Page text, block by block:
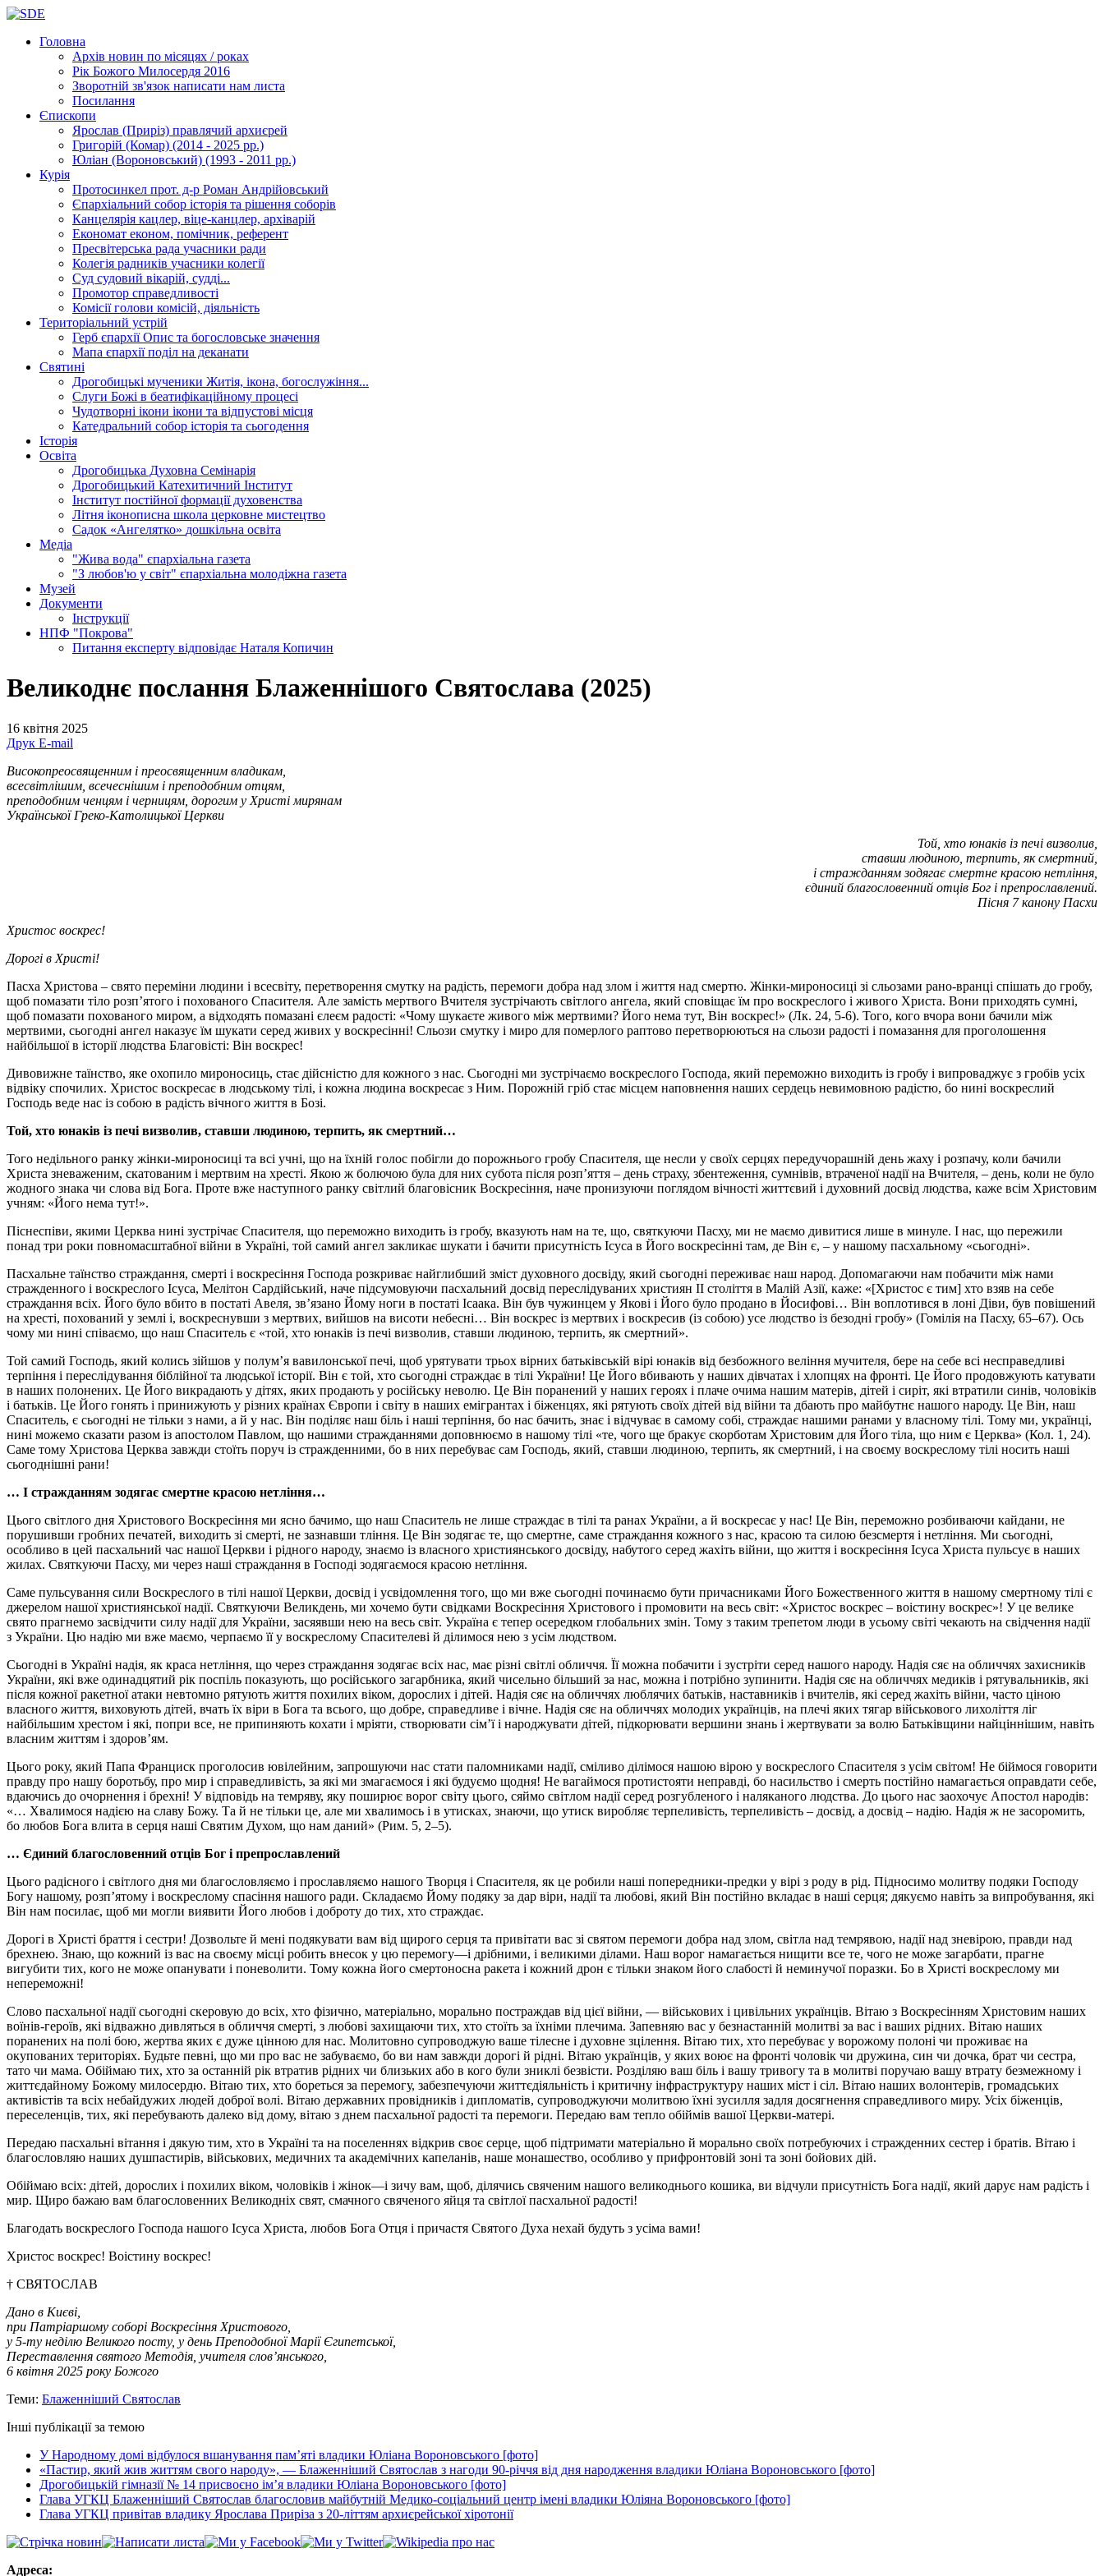
Головна
Архів новин по місяцях / роках
Рік Божого Милосердя 2016
Зворотній зв'язок написати нам листа
Посилання
Єпископи
Ярослав (Приріз) правлячий архиєрей
Григорій (Комар) (2014 - 2025 рр.)
Юліан (Вороновський) (1993 - 2011 рр.)
Курія
Протосинкел прот. д-р Роман Андрійовський
Єпархіальний собор історія та рішення соборів
Канцелярія кацлер, віце-канцлер, архіварій
Економат економ, помічник, референт
Пресвітерська рада учасники ради
Колегія радників учасники колегії
Суд судовий вікарій, судді...
Промотор справедливості
Комісіїголови комісій, діяльність
Територіальний устрій
Герб єпархіїОпис та богословське значення
Мапа єпархіїподіл на деканати
Святині
Дрогобицькі мученики Житія, ікона, богослужіння...
Слуги Божі в беатифікаційному процесі
Чудотворні ікони ікони та відпустові місця
Катедральний собор історія та сьогодення
Історія
Освіта
Дрогобицька Духовна Семінарія
Дрогобицький Катехитичний Інститут
Інститут постійної формації духовенства
Літня іконописна школа церковне мистецтво
Садок «Ангелятко» дошкільна освіта
Медіа
"Жива вода" єпархіальна газета
"З любов'ю у світ" єпархіальна молодіжна газета
Музей
Документи
Інструкції
НПФ "Покрова"
Питання експерту відповідає Наталя Копичин
Великоднє послання Блаженнішого Святослава (2025)
16 квітня 2025
Друк E-mail
Високопреосвященним і преосвященним владикам,
всесвітлішим, всечеснішим і преподобним отцям,
преподобним ченцям і черницям, дорогим у Христі мирянам
Української Греко-Католицької Церкви
Той, хто юнаків із печі визволив,
ставши людиною, терпить, як смертний,
і стражданням зодягає смертне красою нетління,
єдиний благословенний отців Бог і препрославлений.
Пісня 7 канону Пасхи
Христос воскрес!
Дорогі в Христі!
Пасха Христова – свято переміни людини і всесвіту, перетворення смутку на радість, перемоги добра над злом і життя над смертю. Жінки-мироносиці зі сльозами рано-вранці спішать до гробу,
щоб помазати тіло розп’ятого і похованого Спасителя. Але замість мертвого Вчителя зустрічають світлого ангела, який сповіщає їм про воскреслого і живого Христа. Вони приходять сумні,
щоб помазати похованого миром, а відходять помазані єлеєм радості: «Чому шукаєте живого між мертвими? Його нема тут, Він воскрес!» (Лк. 24, 5-6). Того, кого вчора вони бачили між
мертвими, сьогодні ангел наказує їм шукати серед живих у воскресінні! Сльози смутку і миро для померлого раптово перетворюються на сльози радості і помазання для проголошення
найбільшої в історії людства Благовісті: Він воскрес!
Дивовижне таїнство, яке охопило мироносиць, стає дійсністю для кожного з нас. Сьогодні ми зустрічаємо воскреслого Господа, який переможно виходить із гробу і випроваджує з гробів усіх
відвіку спочилих. Христос воскресає в людському тілі, і кожна людина воскресає з Ним. Порожній гріб стає місцем наповнення наших сердець невимовною радістю, бо нині воскреслий
Господь веде нас із собою в радість вічного життя в Бозі.
Той, хто юнаків із печі визволив, ставши людиною, терпить, як смертний…
Того недільного ранку жінки-мироносиці та всі учні, що на їхній голос побігли до порожнього гробу Спасителя, ще несли у своїх серцях передучорашній день жаху і розпачу, коли бачили
Христа зневаженим, скатованим і мертвим на хресті. Якою ж болючою була для них субота після розп’яття – день страху, збентеження, сумнівів, втраченої надії на Вчителя, – день, коли не було
жодного знака чи слова від Бога. Проте вже наступного ранку світлий благовісник Воскресіння, наче пронизуючи поглядом вічності життєвий і духовний досвід людства, каже всім Христовим
учням: «Його нема тут!».
Піснеспіви, якими Церква нині зустрічає Спасителя, що переможно виходить із гробу, вказують нам на те, що, святкуючи Пасху, ми не маємо дивитися лише в минуле. І нас, що пережили
понад три роки повномасштабної війни в Україні, той самий ангел закликає шукати і бачити присутність Ісуса в Його воскресінні там, де Він є, – у нашому пасхальному «сьогодні».
Пасхальне таїнство страждання, смерті і воскресіння Господа розкриває найглибший зміст духовного досвіду, який сьогодні переживає наш народ. Допомагаючи нам побачити між нами
стражденного і воскреслого Ісуса, Мелітон Сардійський, наче підсумовуючи пасхальний досвід переслідуваних християн ІІ століття в Малій Азії, каже: «[Христос є тим] хто взяв на себе
страждання всіх. Його було вбито в постаті Авеля, зв’язано Йому ноги в постаті Ісаака. Він був чужинцем у Якові і Його було продано в Йосифові… Він воплотився в лоні Діви, був повішений
на хресті, похований у землі і, воскреснувши з мертвих, вийшов на висоти небесні… Він воскрес із мертвих і воскресив (із собою) усе людство із безодні гробу» (Гомілія на Пасху, 65–67). Ось
чому ми нині співаємо, що наш Спаситель є «той, хто юнаків із печі визволив, ставши людиною, терпить, як смертний».
Той самий Господь, який колись зійшов у полум’я вавилонської печі, щоб урятувати трьох вірних батьківській вірі юнаків від безбожного веління мучителя, бере на себе всі несправедливі
терпіння і переслідування біблійної та людської історії. Він є той, хто сьогодні страждає в тілі України! Це Його вбивають у наших дівчатах і хлопцях на фронті. Це Його продовжують катувати
в наших полонених. Це Його викрадають у дітях, яких продають у російську неволю. Це Він поранений у наших героях і плаче очима нашим матерів, дітей і сиріт, які втратили синів, чоловіків
і батьків. Це Його гонять і принижують у різних країнах Європи і світу в наших емігрантах і біженцях, які рятують своїх дітей від війни та дбають про майбутнє нашого народу. Це Він, наш
Спаситель, є сьогодні не тільки з нами, а й у нас. Він поділяє наш біль і наші терпіння, бо нас бачить, знає і відчуває в самому собі, страждає нашими ранами у власному тілі. Тому ми, українці,
нині можемо сказати разом із апостолом Павлом, що нашими стражданнями доповнюємо в нашому тілі «те, чого ще бракує скорботам Христовим для Його тіла, що ним є Церква» (Кол. 1, 24).
Саме тому Христова Церква завжди стоїть поруч із стражденними, бо в них перебуває сам Господь, який, ставши людиною, терпить, як смертний, і на своєму воскреслому тілі носить наші
сьогоднішні рани!
… І стражданням зодягає смертне красою нетління…
Цього світлого дня Христового Воскресіння ми ясно бачимо, що наш Спаситель не лише страждає в тілі та ранах України, а й воскресає у нас! Це Він, переможно розбиваючи кайдани, не
порушивши гробних печатей, виходить зі смерті, не зазнавши тління. Це Він зодягає те, що смертне, саме страждання кожного з нас, красою та силою безсмертя і нетління. Ми сьогодні,
особливо в цей пасхальний час нашої Церкви і рідного народу, знаємо із власного християнського досвіду, набутого серед жахіть війни, що життя і воскресіння Ісуса Христа пульсує в наших
жилах. Святкуючи Пасху, ми через наші страждання в Господі зодягаємося красою нетління.
Саме пульсування сили Воскреслого в тілі нашої Церкви, досвід і усвідомлення того, що ми вже сьогодні починаємо бути причасниками Його Божественного життя в нашому смертному тілі є
джерелом нашої християнської надії. Святкуючи Великдень, ми хочемо бути свідками Воскресіння Христового і промовити на весь світ: «Христос воскрес – воістину воскрес»! У це велике
свято прагнемо засвідчити силу надії для України, засяявши нею на весь світ. Україна є тепер осередком глобальних змін. Тому з таким трепетом люди в усьому світі чекають на свідчення надії
з України. Цю надію ми вже маємо, черпаємо її у воскреслому Спасителеві й ділимося нею з усім людством.
Сьогодні в Україні надія, як краса нетління, що через страждання зодягає всіх нас, має різні світлі обличчя. Її можна побачити і зустріти серед нашого народу. Надія сяє на обличчях захисників
України, які вже одинадцятий рік поспіль показують, що російського загарбника, який чисельно більший за нас, можна і потрібно зупинити. Надія сяє на обличчях медиків і рятувальників, які
після кожної ракетної атаки невтомно рятують життя похилих віком, дорослих і дітей. Надія сяє на обличчях люблячих батьків, наставників і вчителів, які серед жахіть війни, часто ціною
власного життя, виховують дітей, вчать їх віри в Бога та всього, що добре, справедливе і вічне. Надія сяє на обличчях молодих українців, на плечі яких тягар військового лихоліття ліг
найбільшим хрестом і які, попри все, не припиняють кохати і мріяти, створювати сім’ї і народжувати дітей, підкорювати вершини знань і жертвувати за волю Батьківщини найціннішим, навіть
власним життям і здоров’ям.
Цього року, який Папа Франциск проголосив ювілейним, запрошуючи нас стати паломниками надії, сміливо ділімося нашою вірою у воскреслого Спасителя з усім світом! Не біймося говорити
правду про нашу боротьбу, про мир і справедливість, за які ми змагаємося і які будуємо щодня! Не вагаймося протистояти неправді, бо насильство і смерть постійно намагається оправдати себе,
вдаючись до очорнення і брехні! У відповідь на темряву, яку поширює ворог світу цього, сяймо світлом надії серед розгубленого і наляканого людства. До цього нас заохочує Апостол народів:
«… Хвалимося надією на славу Божу. Та й не тільки це, але ми хвалимось і в утисках, знаючи, що утиск виробляє терпеливість, терпеливість – досвід, а досвід – надію. Надія ж не засоромить,
бо любов Бога влита в серця наші Святим Духом, що нам даний» (Рим. 5, 2–5).
… Єдиний благословенний отців Бог і препрославлений
Цього радісного і світлого дня ми благословляємо і прославляємо нашого Творця і Спасителя, як це робили наші попередники-предки у вірі з роду в рід. Підносимо молитву подяки Господу
Богу нашому, розп’ятому і воскреслому спасіння нашого ради. Складаємо Йому подяку за дар віри, надії та любові, який Він постійно вкладає в наші серця; дякуємо навіть за випробування, які
Він нам посилає, щоб ми могли виявити Його любов і доброту до тих, хто страждає.
Дорогі в Христі браття і сестри! Дозвольте й мені подякувати вам від щирого серця та привітати вас зі святом перемоги добра над злом, світла над темрявою, надії над зневірою, правди над
брехнею. Знаю, що кожний із вас на своєму місці робить внесок у цю перемогу—і дрібними, і великими ділами. Наш ворог намагається нищити все те, чого не може загарбати, прагне
вигубити тих, кого не може опанувати і поневолити. Тому кожна його смертоносна ракета і кожний дрон є тільки знаком його слабості й неминучої поразки. Бо в Христі воскреслому ми
непереможні!
Слово пасхальної надії сьогодні скеровую до всіх, хто фізично, матеріально, морально постраждав від цієї війни, — військових і цивільних українців. Вітаю з Воскресінням Христовим наших
воїнів-героїв, які відважно дивляться в обличчя смерті, з любові захищаючи тих, хто стоїть за їхніми плечима. Запевняю вас у безнастанній молитві за вас і ваших рідних. Вітаю наших
поранених на полі бою, жертва яких є дуже цінною для нас. Молитовно супроводжую ваше тілесне і духовне зцілення. Вітаю тих, хто перебуває у ворожому полоні чи проживає на
окупованих територіях. Будьте певні, що ми про вас не забуваємо, бо ви нам завжди дорогі й рідні. Вітаю українців, у яких воює на фронті чоловік чи дружина, син чи дочка, брат чи сестра,
тато чи мама. Обіймаю тих, хто за останній рік втратив рідних чи близьких або в кого були зниклі безвісти. Розділяю ваш біль і вашу тривогу та в молитві поручаю вашу втрату безмежному і
життєдайному Божому милосердю. Вітаю тих, хто бореться за перемогу, забезпечуючи життєдіяльність і критичну інфраструктуру наших міст і сіл. Вітаю наших волонтерів, громадських
активістів та всіх небайдужих людей доброї волі. Вітаю державних провідників і дипломатів, супроводжуючи молитвою їхні зусилля задля досягнення справедливого миру. Усіх біженців,
переселенців, тих, які перебувають далеко від дому, вітаю з днем пасхальної радості та перемоги. Передаю вам тепло обіймів вашої Церкви-матері.
Передаю пасхальні вітання і дякую тим, хто в Україні та на поселеннях відкрив своє серце, щоб підтримати матеріально й морально своїх потребуючих і стражденних сестер і братів. Вітаю і
благословляю наших душпастирів, військових, медичних та академічних капеланів, наше монашество, особливо у прифронтовій зоні та зоні бойових дій.
Обіймаю всіх: дітей, дорослих і похилих віком, чоловіків і жінок—і зичу вам, щоб, ділячись свяченим нашого великоднього кошика, ви відчули присутність Бога надії, який дарує нам радість і
мир. Щиро бажаю вам благословенних Великодніх свят, смачного свяченого яйця та світлої пасхальної радості!
Благодать воскреслого Господа нашого Ісуса Христа, любов Бога Отця і причастя Святого Духа нехай будуть з усіма вами!
Христос воскрес! Воістину воскрес!
† СВЯТОСЛАВ
Дано в Києві,
при Патріаршому соборі Воскресіння Христового,
у 5-ту неділю Великого посту, у день Преподобної Марії Єгипетської,
Переставлення святого Методія, учителя слов’янського,
6 квітня 2025 року Божого
Теми: Блаженніший Святослав
Інші публікації за темою
У Народному домі відбулося вшанування пам’яті владики Юліана Вороновського [фото]
«Пастир, який жив життям свого народу», — Блаженніший Святослав з нагоди 90-річчя від дня народження владики Юліана Вороновського [фото]
Дрогобицькій гімназії № 14 присвоєно імʼя владики Юліана Вороновського [фото]
Глава УГКЦ Блаженніший Святослав благословив майбутній Медико-соціальний центр імені владики Юліяна Вороновського [фото]
Глава УГКЦ привітав владику Ярослава Приріза з 20-літтям архиєрейської хіротонії
Адреса: